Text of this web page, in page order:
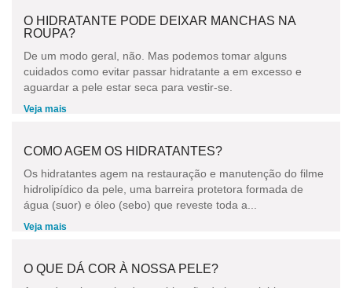
O HIDRATANTE PODE DEIXAR MANCHAS NA
ROUPA?
De um modo geral, não. Mas podemos tomar alguns
cuidados como evitar passar hidratante a em excesso e
aguardar a pele estar seca para vestir-se.
Veja mais
COMO AGEM OS HIDRATANTES?
Os hidratantes agem na restauração e manutenção do filme
hidrolipídico da pele, uma barreira protetora formada de
água (suor) e óleo (sebo) que reveste toda a...
Veja mais
O QUE DÁ COR À NOSSA PELE?